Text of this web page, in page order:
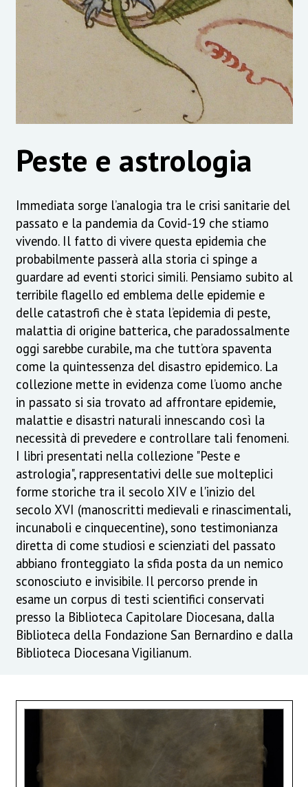
Peste e astrologia
Immediata sorge l’analogia tra le crisi sanitarie del
passato e la pandemia da Covid-19 che stiamo
vivendo. Il fatto di vivere questa epidemia che
probabilmente passerà alla storia ci spinge a
guardare ad eventi storici simili. Pensiamo subito al
terribile flagello ed emblema delle epidemie e
delle catastrofi che è stata l’epidemia di peste,
malattia di origine batterica, che paradossalmente
oggi sarebbe curabile, ma che tutt’ora spaventa
come la quintessenza del disastro epidemico. La
collezione mette in evidenza come l’uomo anche
in passato si sia trovato ad affrontare epidemie,
malattie e disastri naturali innescando così la
necessità di prevedere e controllare tali fenomeni.
I libri presentati nella collezione "Peste e
astrologia", rappresentativi delle sue molteplici
forme storiche tra il secolo XIV e l'inizio del
secolo XVI (manoscritti medievali e rinascimentali,
incunaboli e cinquecentine), sono testimonianza
diretta di come studiosi e scienziati del passato
abbiano fronteggiato la sfida posta da un nemico
sconosciuto e invisibile. Il percorso prende in
esame un corpus di testi scientifici conservati
presso la Biblioteca Capitolare Diocesana, dalla
Biblioteca della Fondazione San Bernardino e dalla
Biblioteca Diocesana Vigilianum.